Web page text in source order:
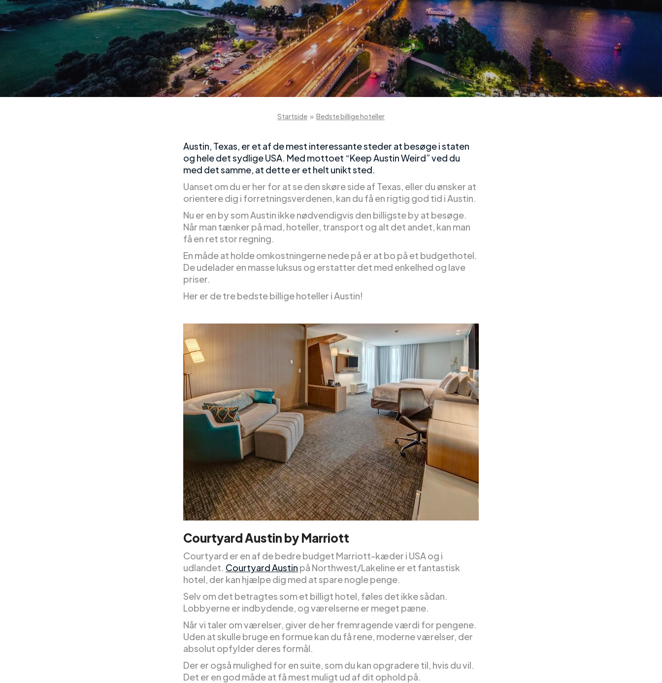
Startside » Bedste billige hoteller
Austin, Texas, er et af de mest interessante steder at besøge i staten
og hele det sydlige USA. Med mottoet “Keep Austin Weird” ved du
med det samme, at dette er et helt unikt sted.
Uanset om du er her for at se den skøre side af Texas, eller du ønsker at
orientere dig i forretningsverdenen, kan du få en rigtig god tid i Austin.
Nu er en by som Austin ikke nødvendigvis den billigste by at besøge.
Når man tænker på mad, hoteller, transport og alt det andet, kan man
få en ret stor regning.
En måde at holde omkostningerne nede på er at bo på et budgethotel.
De udelader en masse luksus og erstatter det med enkelhed og lave
priser.
Her er de tre bedste billige hoteller i Austin!
Courtyard Austin by Marriott
Courtyard er en af de bedre budget Marriott-kæder i USA og i
udlandet. Courtyard Austin på Northwest/Lakeline er et fantastisk
hotel, der kan hjælpe dig med at spare nogle penge.
Selv om det betragtes som et billigt hotel, føles det ikke sådan.
Lobbyerne er indbydende, og værelserne er meget pæne.
Når vi taler om værelser, giver de her fremragende værdi for pengene.
Uden at skulle bruge en formue kan du få rene, moderne værelser, der
absolut opfylder deres formål.
Der er også mulighed for en suite, som du kan opgradere til, hvis du vil.
Det er en god måde at få mest muligt ud af dit ophold på.